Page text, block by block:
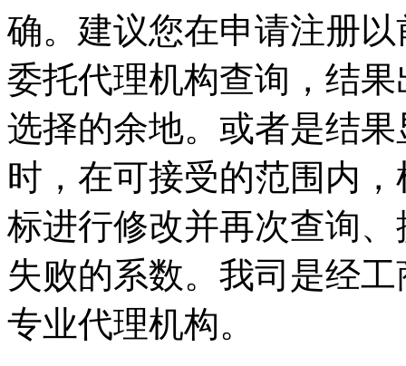
确。建议您在申请注册
委托代理机构查询，结
选择的余地。或者是结
时，在可接受的范围内
标进行修改并再次查询
失败的系数。我司是经
专业代理机构。